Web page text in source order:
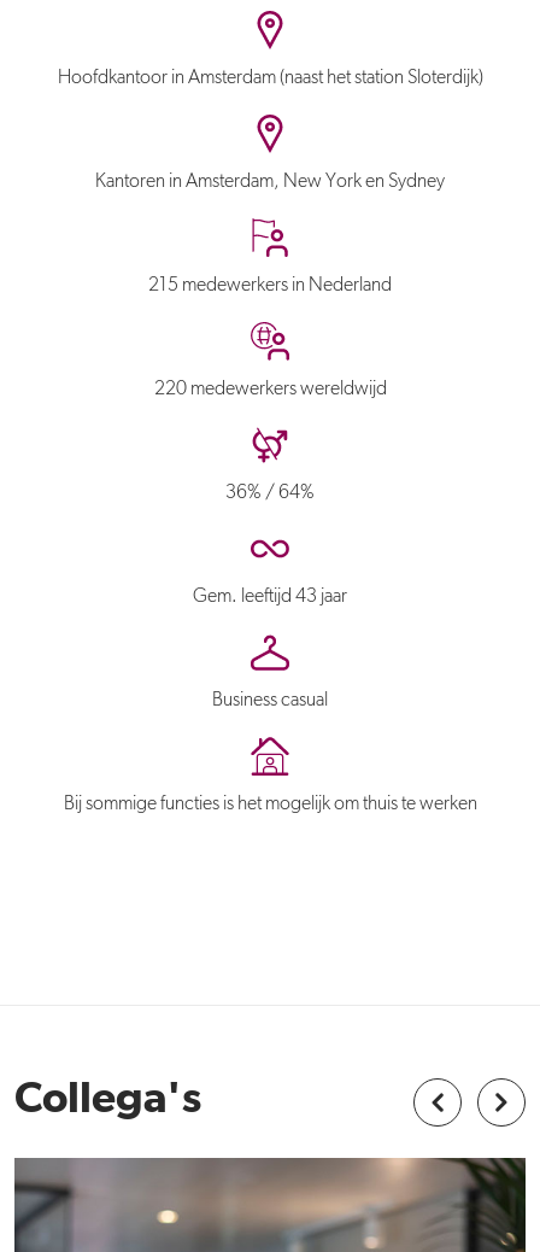
Hoofdkantoor in Amsterdam (naast het station Sloterdijk)
Kantoren in Amsterdam, New York en Sydney
215 medewerkers in Nederland
220 medewerkers wereldwijd
36% / 64%
Gem. leeftijd 43 jaar
Business casual
Bij sommige functies is het mogelijk om thuis te werken
Collega's